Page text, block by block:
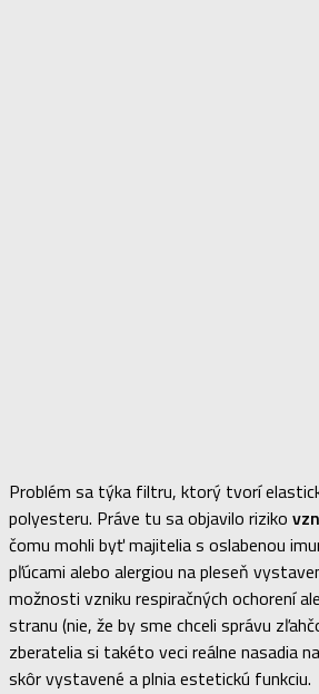
Problém sa týka filtru, ktorý tvorí
polyesteru. Práve tu sa objavilo riziko
čomu mohli byť majitelia s oslabenou
pľúcami alebo alergiou na pleseň
možnosti vzniku respiračných ochorení
stranu (nie, že by sme chceli správu
zberatelia si takéto veci reálne nasadia
skôr vystavené a plnia estetickú funkciu.